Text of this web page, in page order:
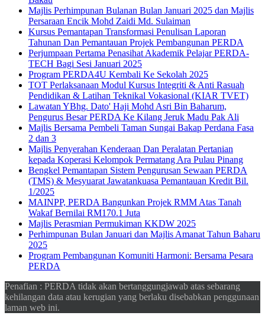
Majlis Perhimpunan Bulanan Bulan Januari 2025 dan Majlis
Persaraan Encik Mohd Zaidi Md. Sulaiman
Kursus Pemantapan Transformasi Penulisan Laporan
Tahunan Dan Pemantauan Projek Pembangunan PERDA
Perjumpaan Pertama Penasihat Akademik Pelajar PERDA-
TECH Bagi Sesi Januari 2025
Program PERDA4U Kembali Ke Sekolah 2025
TOT Perlaksanaan Modul Kursus Integriti & Anti Rasuah
Pendidikan & Latihan Teknikal Vokasional (KIAR TVET)
Lawatan YBhg. Dato' Haji Mohd Asri Bin Baharum,
Pengurus Besar PERDA Ke Kilang Jeruk Madu Pak Ali
Majlis Bersama Pembeli Taman Sungai Bakap Perdana Fasa
2 dan 3
Majlis Penyerahan Kenderaan Dan Peralatan Pertanian
kepada Koperasi Kelompok Permatang Ara Pulau Pinang
Bengkel Pemantapan Sistem Pengurusan Sewaan PERDA
(TMS) & Mesyuarat Jawatankuasa Pemantauan Kredit Bil.
1/2025
MAINPP, PERDA Bangunkan Projek RMM Atas Tanah
Wakaf Bernilai RM170.1 Juta
Majlis Perasmian Permukiman KKDW 2025
Perhimpunan Bulan Januari dan Majlis Amanat Tahun Baharu
2025
Program Pembangunan Komuniti Harmoni: Bersama Pesara
PERDA
Penafian : PERDA tidak akan bertanggungjawab atas sebarang
kehilangan data atau kerugian yang berlaku disebabkan penggunaan
laman web ini.